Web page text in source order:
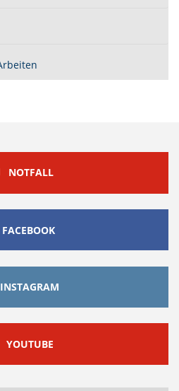
NOTFALL
FACEBOOKFACEBOOK
INSTAGRAM
YOUTUBEYOUTUBE